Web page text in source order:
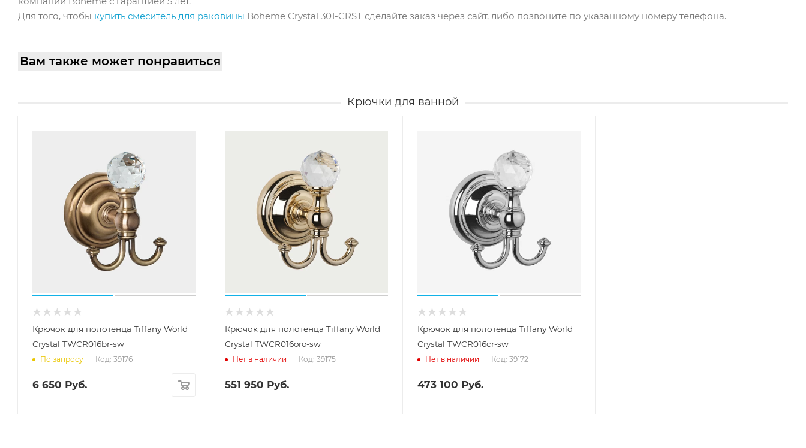
Для того, чтобы купить смеситель для раковины Boheme Crystal 301-CRST сделайте заказ через сайт, либо позвоните по указанному номеру телефона.
Вам также может понравиться
Крючки для ванной
Крючок для полотенца Tiffany World
Crystal TWCR016br-sw
По запросу Код: 39176
6 650 Руб.
Крючок для полотенца Tiffany World
Crystal TWCR016oro-sw
Нет в наличии Код: 39175
551 950 Руб.
Крючок для полотенца Tiffany World
Crystal TWCR016cr-sw
Нет в наличии Код: 39172
473 100 Руб.